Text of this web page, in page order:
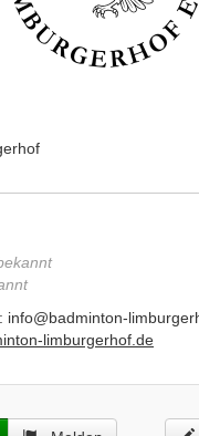
info@badminton-
limburgerhof.de